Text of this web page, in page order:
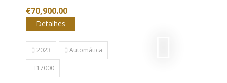
€70,900.00
Detalhes
2023 Automática
17000